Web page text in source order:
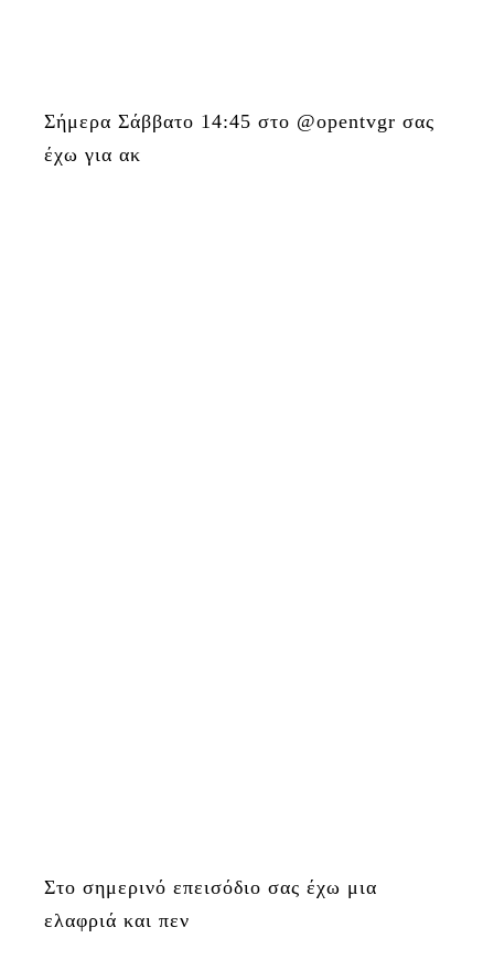
Σήμερα Σάββατο 14:45 στο @opentvgr σας
έχω για ακ
Στο σημερινό επεισόδιο σας έχω μια
ελαφριά και πεν